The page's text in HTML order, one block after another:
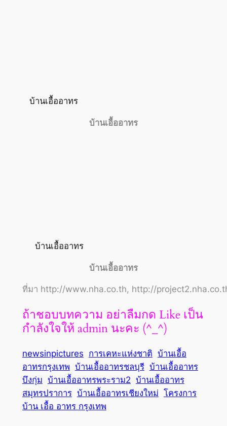
บ้านเอื้ออาทร
บ้านเอื้ออาทร
บ้านเอื้ออาทร
บ้านเอื้ออาทร
ที่มา http://www.nha.co.th, http://
ถ้าชอบบทความ อย่าลืมกด Like เป็น
กำลังใจให้ admin นะคะ (^_^)
newsinpictures การเคหะแห่งชาติ บ้านเอื้อ
อาทรกรุงเทพ บ้านเอื้ออาทรชลบุรี บ้านเอื้ออาทร
บึงกุ่ม บ้านเอื้ออาทรพระราม2 บ้านเอื้ออาทร
สมุทรปราการ บ้านเอื้ออาทรเชียงใหม่ โครงการ
บ้าน เอื้อ อาทร กรุงเทพ